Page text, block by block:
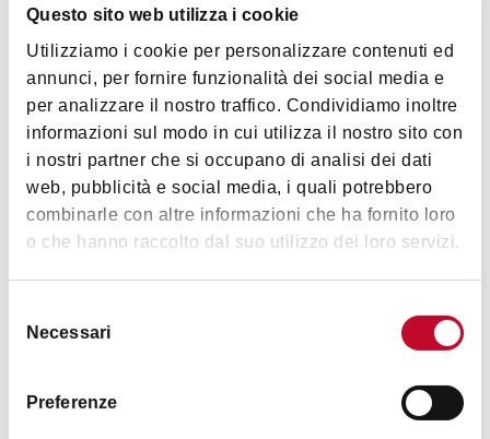
Questo sito web utilizza i cookie
Utilizziamo i cookie per personalizzare contenuti ed
annunci, per fornire funzionalità dei social media e
per analizzare il nostro traffico. Condividiamo inoltre
informazioni sul modo in cui utilizza il nostro sito con
i nostri partner che si occupano di analisi dei dati
web, pubblicità e social media, i quali potrebbero
combinarle con altre informazioni che ha fornito loro
o che hanno raccolto dal suo utilizzo dei loro servizi.
delNecessari
Preferenze
essendo gestito dalle persone che vivono nel
borgo si consiglia vivamente di verificare la
prenotazione o il calendario delle aperture prima di
partire.Per le visite guidate è sempre meglio
prenotare scrivendo a
lamberto.monti1@gmail.com.